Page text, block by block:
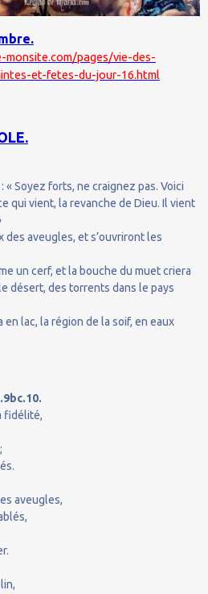
pages/vie-des-
et-fetes-du-jour-16.html
« Soyez forts, ne craignez pas. Voici
qui vient, la revanche de Dieu. Il vient
aveugles, et s’ouvriront les
un cerf, et la bouche du muet criera
désert, des torrents dans le pays
lac, la région de la soif, en eaux
fidélité,
aveugles,